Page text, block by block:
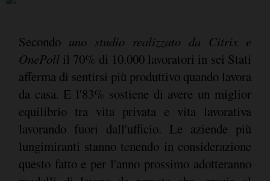
Secondo uno studio realizzato da Citrix e
OnePoll il 70% di 10.000 lavoratori in sei Stati
afferma di sentirsi più produttivo quando lavora
da casa. E l'83% sostiene di avere un miglior
equilibrio tra vita privata e vita lavorativa
lavorando fuori dall'ufficio. Le aziende più
lungimiranti stanno tenendo in considerazione
questo fatto e per l'anno prossimo adotteranno